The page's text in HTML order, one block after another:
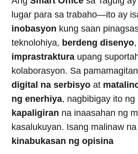
lugar para sa trabaho—ito ay
inobasyon kung saan
teknolohiya, berdeng disenyo
imprastraktura upang
kolaborasyon. Sa
digital na serbisyo at
ng enerhiya, nagbibigay ito ng
kapaligiran na inaasahan ng
kasalukuyan. Isang malinaw
kinabukasan ng opisina